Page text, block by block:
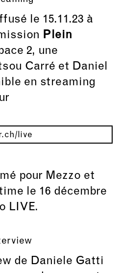
le 15.11.23 à
Plein
2, une
Carré et Daniel
en streaming
live
pour Mezzo et
le 16 décembre
LIVE.
de Daniele Gatti